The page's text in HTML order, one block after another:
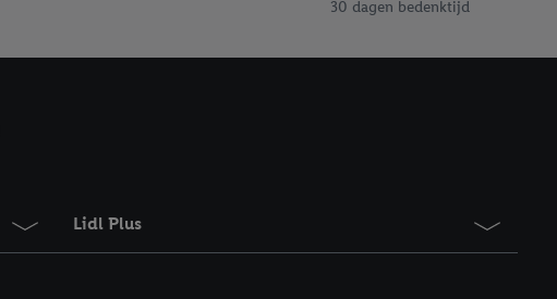
30 dagen bedenktijd
Lidl Plus